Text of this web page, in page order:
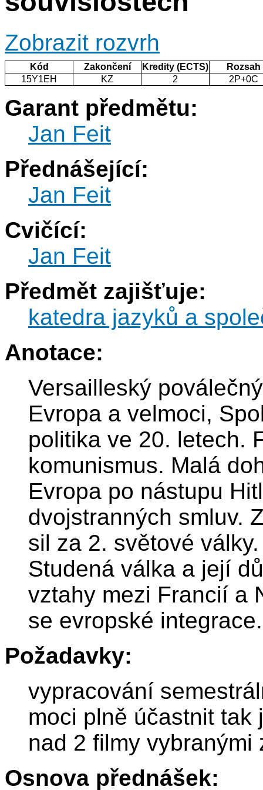
Zobrazit rozvrh
Kód Zakončení Kredity (ECTS)
Rozsah
15Y1EH
KZ 2 2P+0C
Garant předmětu:
Jan Feit
Přednášející:
Jan Feit
Cvičící:
Jan Feit
Předmět zajišťuje:
katedra jazyků a
Anotace:
Versailleský
Evropa a velmoci,
politika ve 20. letech.
komunismus. Malá
Evropa po nástupu
dvojstranných smluv.
sil za 2. světové
Studená válka a její
vztahy mezi Francií a
se evropské integrace.
Požadavky:
vypracování
moci plně účastnit
nad 2 filmy vybranými
Osnova přednášek: